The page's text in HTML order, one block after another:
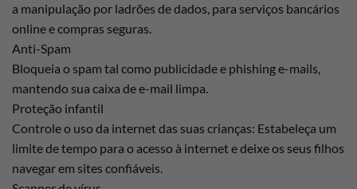
a manipulação por ladrões de dados, para serviços bancários
online e compras seguras.
Anti-Spam
Bloqueia o spam tal como publicidade e phishing e-mails,
mantendo sua caixa de e-mail limpa.
Proteção infantil
Controle o uso da internet das suas crianças: Estabeleça um
limite de tempo para o acesso à internet e deixe os seus filhos
navegar em sites confiáveis.